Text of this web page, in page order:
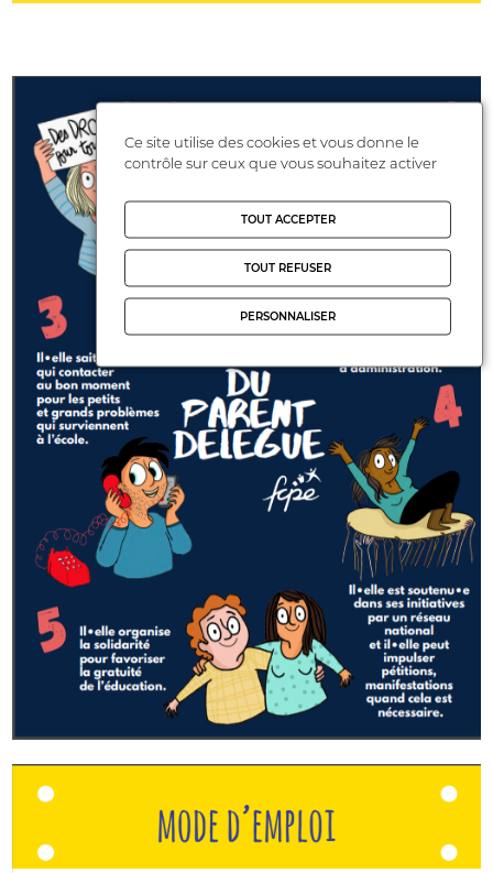
Ce site utilise des cookies et vous donne le
contrôle sur ceux que vous souhaitez activer
TOUT ACCEPTER
TOUT REFUSER
PERSONNALISER